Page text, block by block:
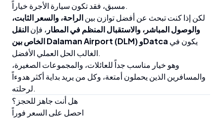
مسبق، فقد تكون سيارة الأجرة خياراً.
لكن إذا كنت تبحث عن أفضل توازن بينالراحة، والسعر الثابت،
والوصول المباشر، والاستقبال المنظم في المطار ، فإنالنقل
الخاص بين Dalaman Airport (DLM) وDatca
الغالب الحل العملي الأفضل.
وهو خيار مناسب جداً للعائلات، والمجموعات الصغيرة،
والمسافرين الذين يحملون أمتعة، وكل من يريد بداية أكثر هدوءاً
لرحلته.
هل أنت جاهز للحجز؟
احصل على السعر فوراً